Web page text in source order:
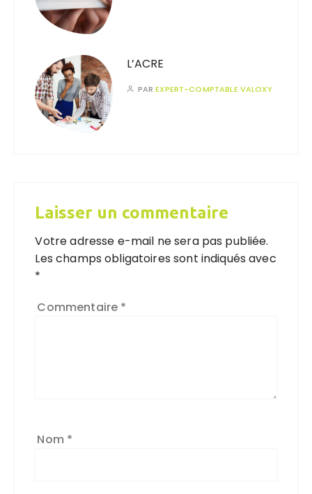
L’ACRE
PAREXPERT-COMPTABLE VALOXY
Laisser un commentaire
Votre adresse e-mail ne sera pas publiée.
Les champs obligatoires sont indiqués avec
*
Commentaire *
Nom *